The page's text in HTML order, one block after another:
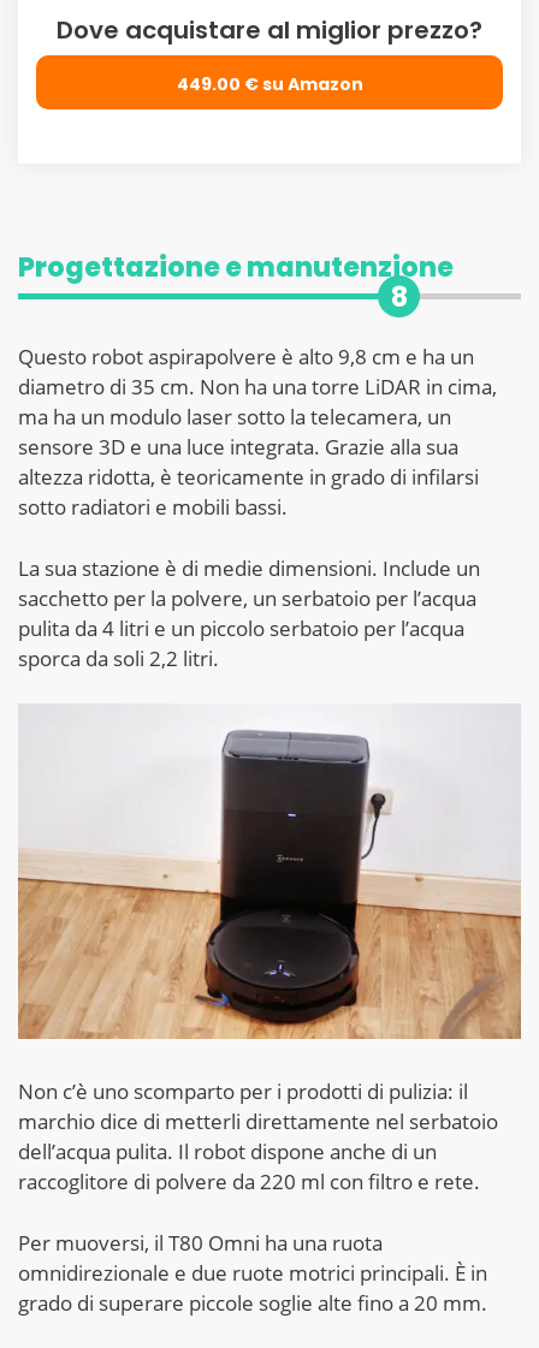
Dove acquistare al miglior prezzo?
449.00 € su Amazon
Progettazione e manutenzione
8
Questo robot aspirapolvere è alto 9,8 cm e ha un
diametro di 35 cm. Non ha una torre LiDAR in cima,
ma ha un modulo laser sotto la telecamera, un
sensore 3D e una luce integrata. Grazie alla sua
altezza ridotta, è teoricamente in grado di infilarsi
sotto radiatori e mobili bassi.
La sua stazione è di medie dimensioni. Include un
sacchetto per la polvere, un serbatoio per l’acqua
pulita da 4 litri e un piccolo serbatoio per l’acqua
sporca da soli 2,2 litri.
Non c’è uno scomparto per i prodotti di pulizia: il
marchio dice di metterli direttamente nel serbatoio
dell’acqua pulita. Il robot dispone anche di un
raccoglitore di polvere da 220 ml con filtro e rete.
Per muoversi, il T80 Omni ha una ruota
omnidirezionale e due ruote motrici principali. È in
grado di superare piccole soglie alte fino a 20 mm.